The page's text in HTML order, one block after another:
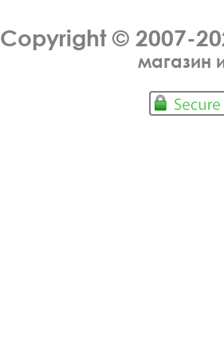
Copyright © 2007-
магазин